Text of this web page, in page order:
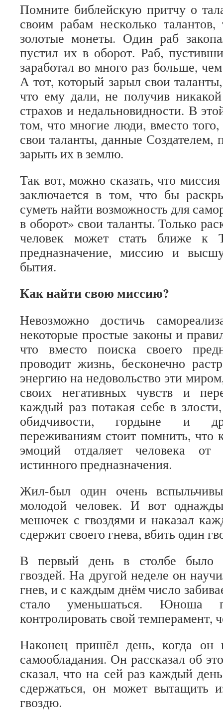
Помните библейскую притчу о
своим рабам несколько талантов,
золотые монеты. Один раб
пустил их в оборот. Раб,
заработал во много раз больше,
А тот, который зарыл свои
что ему дали, не получив
страхов и недальновидности. В
том, что многие люди, вместо того,
свои таланты, данные Создателем,
зарыть их в землю.
Так вот, можно сказать, что
заключается в том, что бы
суметь найти возможность для
в оборот» свои таланты. Только
человек может стать ближе к
предназначение, миссию и
бытия.
Как найти свою миссию?
Невозможно достичь
некоторые простые законы и
что вместо поиска своего
проводит жизнь, бесконечно
энергию на недовольство эти
своих негативных чувств и
каждый раз потакая себе в
обидчивости, гордыне и
переживаниям стоит помнить, что
эмоций отдаляет человека от
истинного предназначения.
Жил-был один очень
молодой человек. И вот
мешочек с гвоздями и наказал
сдержит своего гнева, вбить один
В первый день в столбе было
гвоздей. На другой неделе он
гнев, и с каждым днём число
стало уменьшаться. Юноша
контролировать свой темперамент,
Наконец пришёл день, когда он
самообладания. Он рассказал об
сказал, что на сей раз каждый
сдержаться, он может вытащить
гвоздю.